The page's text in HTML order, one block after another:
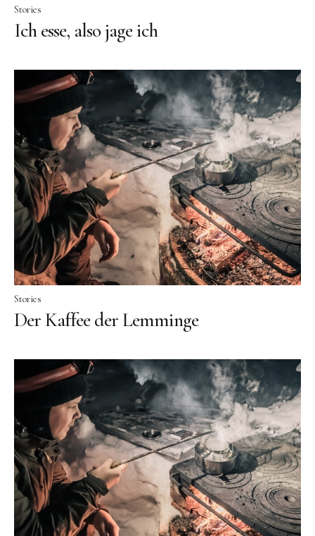
Stories
Ich esse, also jage ich
Stories
Der Kaffee der Lemminge